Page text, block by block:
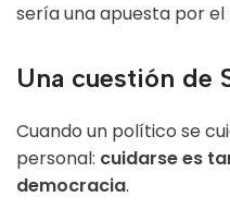
sería una apuesta por el
Una cuestión de
Cuando un político se
personal: cuidarse es
democracia.